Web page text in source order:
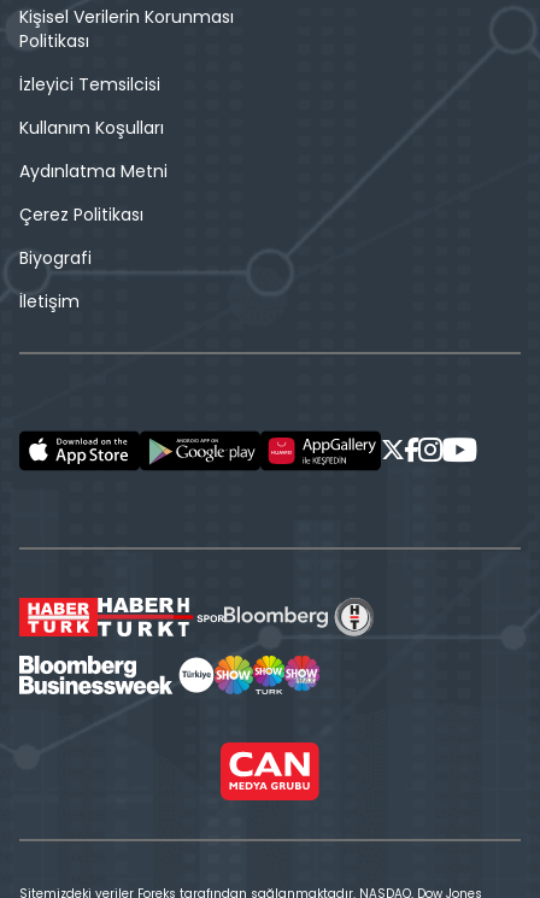
Kişisel Verilerin Korunması
Politikası
İzleyici Temsilcisi
Kullanım Koşulları
Aydınlatma Metni
Çerez Politikası
Biyografi
İletişim
Sitemizdeki veriler Foreks tarafından sağlanmaktadır. NASDAQ, Dow Jones